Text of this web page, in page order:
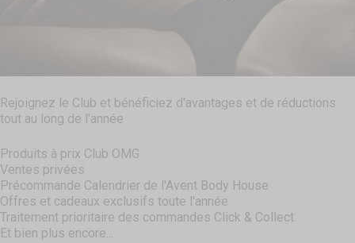
Rejoignez le Club et bénéficiez d'avantages et de réductions
tout au long de l'année
Produits à prix Club OMG
Ventes privées
Précommande Calendrier de l'Avent Body House
Offres et cadeaux exclusifs toute l'année
Traitement prioritaire des commandes Click & Collect
Et bien plus encore...